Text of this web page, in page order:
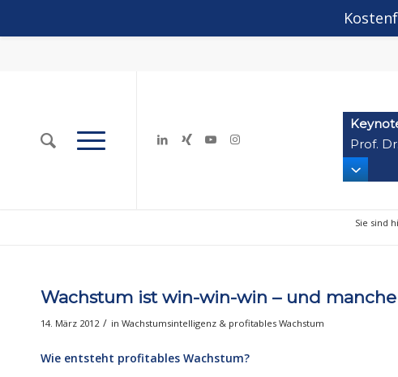
Prof.
Sie sind
Wachstum ist win-win-win – und
14. März 2012 / in Wachstumsintelligenz & profitables Wachstum
Wie entsteht profitables Wachstum?